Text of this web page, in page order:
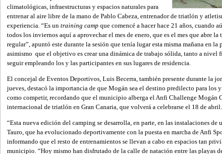
climatológicas, infraestructuras y espacios naturales para
entrenar al aire libre de la mano de Pablo Cabeza, entrenador de triatlón y
experiencia. “Es un training camp que comencé a hacer hace 21 años, cuando
todos los inviernos aquí a aprovechar el mes de enero, que es el mes que abre la
regular”, apuntó este durante la sesión que tenía lugar esta misma mañana en
asimismo que el objetivo es crear una dinámica de trabajo sólida, tanto a nivel
seguir empleando los y las participantes en sus lugares de residencia.
El concejal de Eventos Deportivos, Luis Becerra, también presente durante la
jueves, destacó la importancia de que Mogán sea el destino predilecto para los
como competir, recordando que el municipio alberga el Anfi Challenge Mogán
internacional de triatlón en Gran Canaria, que volverá a celebrarse el 18 de abril.
“Esta nueva edición del camping se desarrolla, en parte, en las instalaciones
Tauro, que ha evolucionado deportivamente con la puesta en marcha de Anfi
informando que el resto de entrenamientos se llevan a cabo en espacios tan
municipio. “Hoy mismo han disfrutado de la calle de natación entre las playas